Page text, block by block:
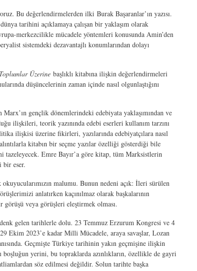
Bu değerlendirmelerden ilki Burak Başaranlar’ın yazısı.
tarihini açıklamaya çalışan bir yaklaşım olarak
merkezcilikle mücadele yöntemleri konusunda Amin’den
sistemdeki dezavantajlı konumlarından dolayı
Üzerine başlıklı kitabına ilişkin değerlendirmeleri
düşüncelerinin zaman içinde nasıl olgunlaştığını
Marx’ın gençlik dönemlerindeki edebiyata yaklaşımından ve
ilişkileri, teorik yazınında edebi eserleri kullanım tarzını
ilişkisi üzerine fikirleri, yazılarında edebiyatçılara nasıl
kitabın bir seçme yazılar özelliği gösterdiği bile
Emre Bayır’a göre kitap, tüm Marksistlerin
bir eser.
malumu. Bunun nedeni açık: İleri sürülen
anlatırken kaçınılmaz olarak başkalarının
görüşü veya görüşleri eleştirmek olması.
gelen tarihlerle dolu. 23 Temmuz Erzurum Kongresi ve 4
Ekim 2023’e kadar Milli Mücadele, araya savaşlar, Lozan
Geçmişte Türkiye tarihinin yakın geçmişine ilişkin
yerini, bu topraklarda azınlıkların, özellikle de gayri
söz edilmesi değildir. Solun tarihte başka